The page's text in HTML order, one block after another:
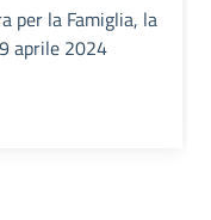
per la Famiglia, la
aprile 2024